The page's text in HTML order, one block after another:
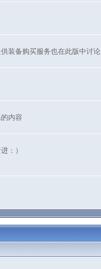
装备购买服务也在此版中讨
内容
：）